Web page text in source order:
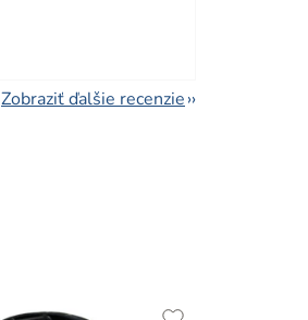
Zobraziť ďalšie recenzie